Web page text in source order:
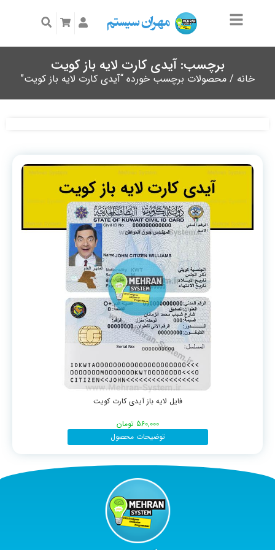
برچسب: آیدی کارت لایه باز کویت
خانه / محصولات برچسب خورده “آیدی کارت لایه باز کویت”
فایل لایه باز آیدی کارت کویت
560,000 تومان
توضیحات محصول